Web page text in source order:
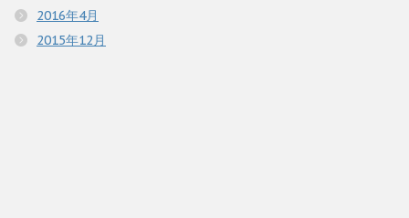
2016年4月
2015年12月